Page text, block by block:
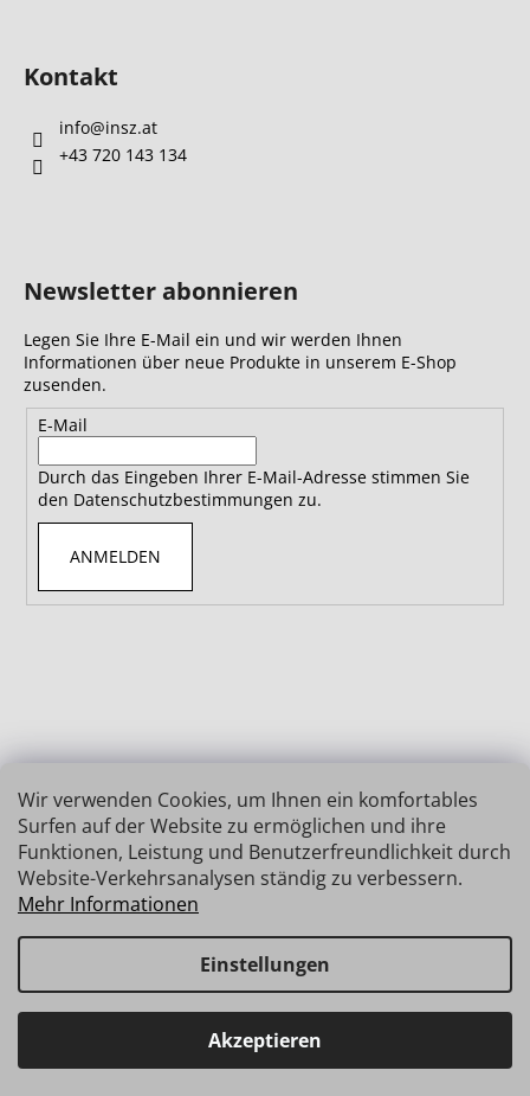
Wir verwenden Cookies, um Ihnen ein komfortables
Surfen auf der Website zu ermöglichen und ihre
Funktionen, Leistung und Benutzerfreundlichkeit durch
Website-Verkehrsanalysen ständig zu verbessern.
Mehr Informationen
Einstellungen
Akzeptieren
Haben Sie Fragen? Wir stehen Ihnen gerne zur Verfügung →
schnelle Verbindung: info@insz.at
Kontakt
info@insz.at
+43 720 143 134
Newsletter abonnieren
Legen Sie Ihre E-Mail ein und wir werden Ihnen
Informationen über neue Produkte in unserem E-Shop
zusenden.
E-Mail
Durch das Eingeben Ihrer E-Mail-Adresse stimmen Sie
den Datenschutzbestimmungen zu.
ANMELDEN
Erstellt von Shoptet
Copyright 2026INSIZE | MESSTECHNIK. Alle Rechte
vorbehalten.